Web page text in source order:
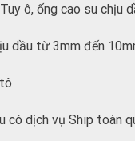
ô, ống cao su
dầu từ 3mm đến
có dịch vụ Ship toàn